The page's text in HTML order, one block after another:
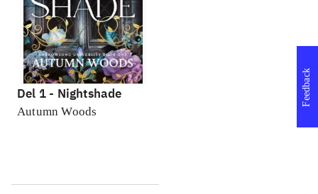
Del 1 - Nightshade
Autumn Woods
Feedback